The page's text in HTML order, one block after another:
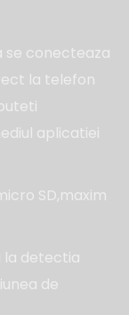
se conecteaza
la telefon
aplicatiei
SD,maxim
la detectia
de